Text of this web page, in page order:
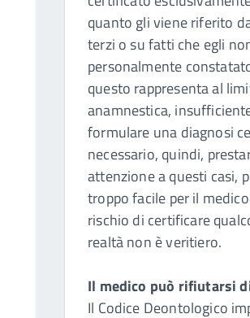
quanto gli viene riferito
terzi o su fatti che egli
personalmente
questo rappresenta al
anamnestica,
formulare una diagnosi
necessario, quindi,
attenzione a questi casi,
troppo facile per il
rischio di certificare
realtà non è veritiero.
Il medico può rifiutarsi
Il Codice Deontologico